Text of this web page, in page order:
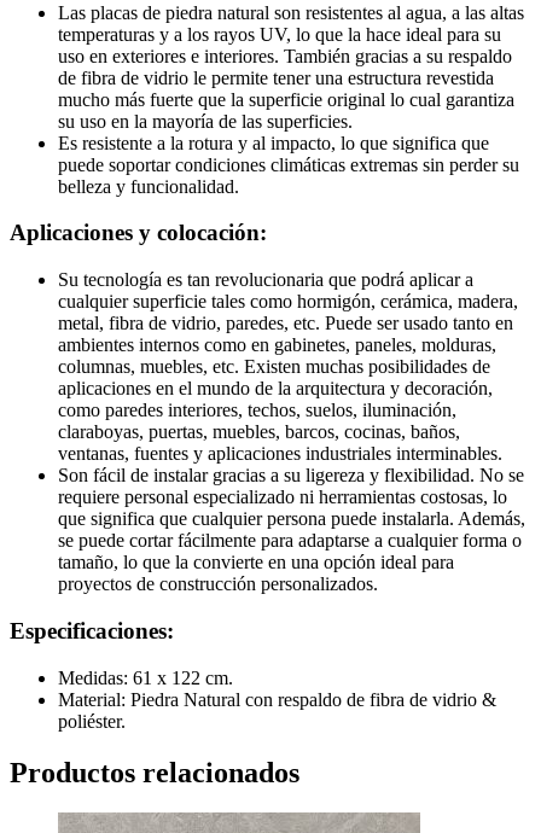
Las placas de piedra natural son resistentes al agua, a las altas
temperaturas y a los rayos UV, lo que la hace ideal para su
uso en exteriores e interiores. También gracias a su respaldo
de fibra de vidrio le permite tener una estructura revestida
mucho más fuerte que la superficie original lo cual garantiza
su uso en la mayoría de las superficies.
Es resistente a la rotura y al impacto, lo que significa que
puede soportar condiciones climáticas extremas sin perder su
belleza y funcionalidad.
Aplicaciones y colocación:
Su tecnología es tan revolucionaria que podrá aplicar a
cualquier superficie tales como hormigón, cerámica, madera,
metal, fibra de vidrio, paredes, etc. Puede ser usado tanto en
ambientes internos como en gabinetes, paneles, molduras,
columnas, muebles, etc. Existen muchas posibilidades de
aplicaciones en el mundo de la arquitectura y decoración,
como paredes interiores, techos, suelos, iluminación,
claraboyas, puertas, muebles, barcos, cocinas, baños,
ventanas, fuentes y aplicaciones industriales interminables.
Son fácil de instalar gracias a su ligereza y flexibilidad. No se
requiere personal especializado ni herramientas costosas, lo
que significa que cualquier persona puede instalarla. Además,
se puede cortar fácilmente para adaptarse a cualquier forma o
tamaño, lo que la convierte en una opción ideal para
proyectos de construcción personalizados.
Especificaciones:
Medidas: 61 x 122 cm.
Material: Piedra Natural con respaldo de fibra de vidrio &
poliéster.
Productos relacionados